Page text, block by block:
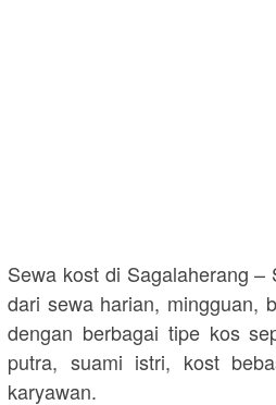
Sewa kost di Sagalaherang –
dari sewa harian, mingguan,
dengan berbagai tipe kos
putra, suami istri, kost
karyawan.